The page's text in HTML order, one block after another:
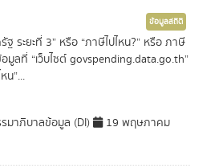
ข้อมูลสถิติ
ระยะที่ 3” หรือ “ภาษีไปไหน?” หรือ ภาษี
มูลที่ “เว็บไซต์ govspending.data.go.th”
น”...
มาภิบาลข้อมูล (DI)
19 พฤษภาคม